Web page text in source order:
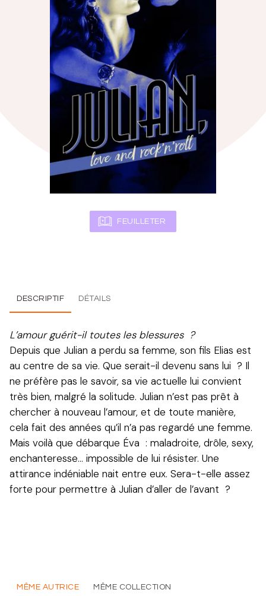
FEUILLETER
DESCRIPTIF DÉTAILS
L’amour guérit-il toutes les blessures ?
Depuis que Julian a perdu sa femme, son fils Elias est
au centre de sa vie. Que serait-il devenu sans lui ? Il
ne préfère pas le savoir, sa vie actuelle lui convient
très bien, malgré la solitude. Julian n’est pas prêt à
chercher à nouveau l’amour, et de toute manière,
cela fait des années qu’il n’a pas regardé une femme.
Mais voilà que débarque Éva : maladroite, drôle, sexy,
enchanteresse… impossible de lui résister. Une
attirance indéniable nait entre eux. Sera-t-elle assez
forte pour permettre à Julian d’aller de l’avant ?
MÊME AUTRICE MÊME COLLECTION